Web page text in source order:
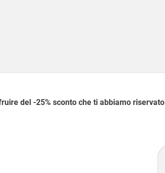
del -25% sconto che ti abbiamo riservato